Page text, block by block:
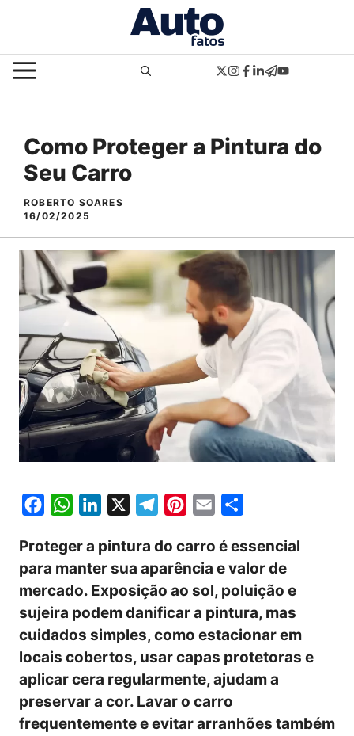
o
conteúdoMENU
Como Proteger a Pintura do
Seu Carro
ROBERTO SOARES
16/02/2025
c
e
b
o
o
k
W
a
t
s
A
p
p
n
k
e
d
I
n
l
e
g
r
a
m
n
t
e
r
e
s
t
a
i
l
a
r
e
Proteger a pintura do carro é essencial
para manter sua aparência e valor de
mercado. Exposição ao sol, poluição e
sujeira podem danificar a pintura, mas
cuidados simples, como estacionar em
locais cobertos, usar capas protetoras e
aplicar cera regularmente, ajudam a
preservar a cor. Lavar o carro
frequentemente e evitar arranhões também